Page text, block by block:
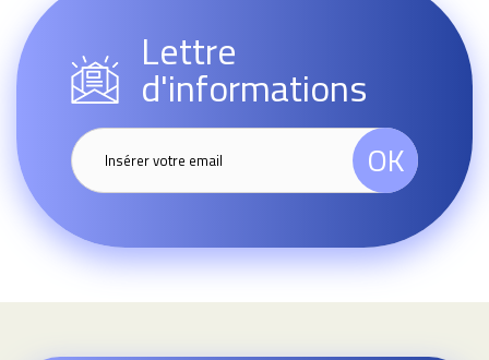
Lettre
d'informations
OK